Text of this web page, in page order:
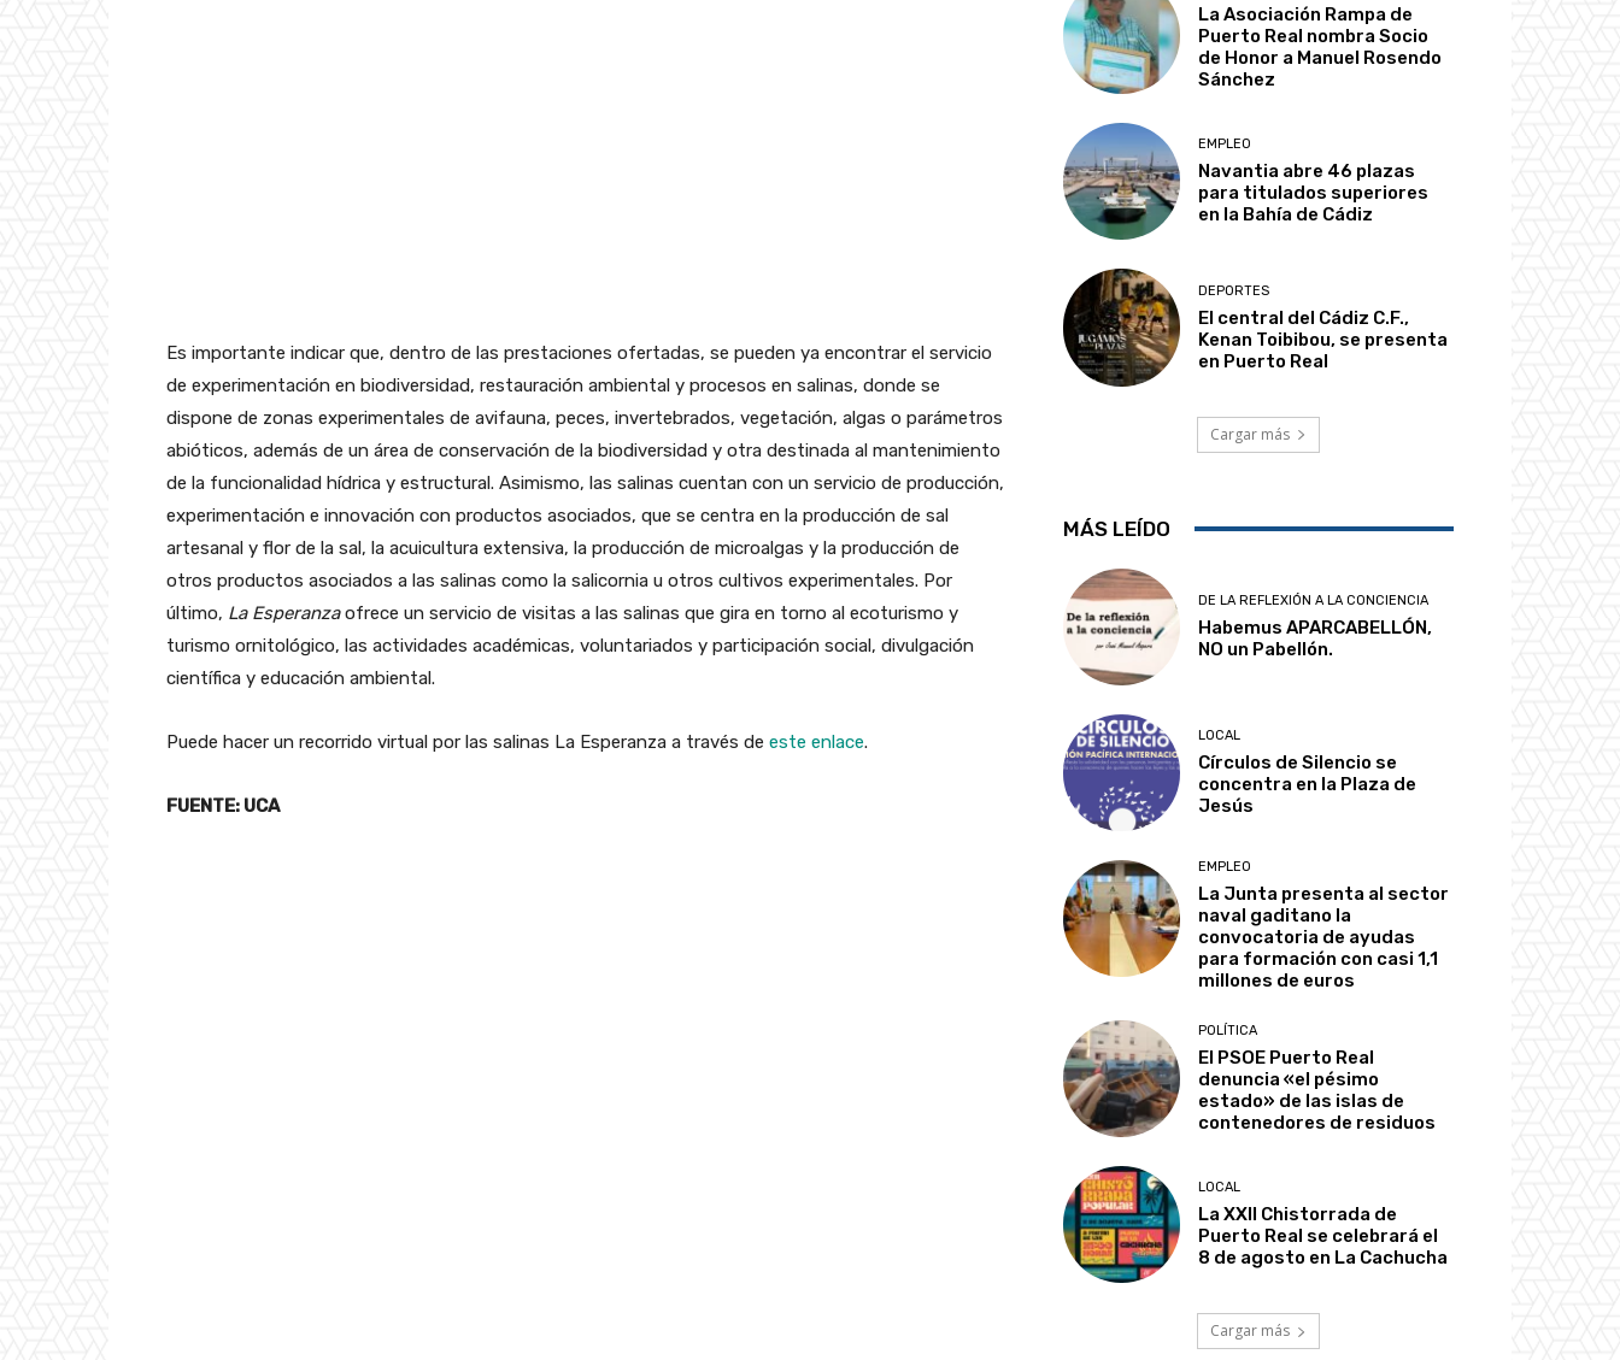
Es importante indicar que, dentro de las prestaciones ofertadas, se pueden ya encontrar el servicio
de experimentación en biodiversidad, restauración ambiental y procesos en salinas, donde se
dispone de zonas experimentales de avifauna, peces, invertebrados, vegetación, algas o parámetros
abióticos, además de un área de conservación de la biodiversidad y otra destinada al mantenimiento
de la funcionalidad hídrica y estructural. Asimismo, las salinas cuentan con un servicio de producción,
experimentación e innovación con productos asociados, que se centra en la producción de sal
artesanal y flor de la sal, la acuicultura extensiva, la producción de microalgas y la producción de
otros productos asociados a las salinas como la salicornia u otros cultivos experimentales. Por
último, La Esperanzaofrece un servicio de visitas a las salinas que gira en torno al ecoturismo y
turismo ornitológico, las actividades académicas, voluntariados y participación social, divulgación
científica y educación ambiental.
Puede hacer un recorrido virtual por las salinas La Esperanza a través de este enlace.
FUENTE: UCA
La Asociación Rampa de
Puerto Real nombra Socio
de Honor a Manuel Rosendo
Sánchez
EMPLEO
Navantia abre 46 plazas
para titulados superiores
en la Bahía de Cádiz
DEPORTES
El central del Cádiz C.F.,
Kenan Toibibou, se presenta
en Puerto Real
Cargar más
MÁS LEÍDO
DE LA REFLEXIÓN A LA CONCIENCIA
Habemus APARCABELLÓN,
NO un Pabellón.
LOCAL
Círculos de Silencio se
concentra en la Plaza de
Jesús
EMPLEO
La Junta presenta al sector
naval gaditano la
convocatoria de ayudas
para formación con casi 1,1
millones de euros
POLÍTICA
El PSOE Puerto Real
denuncia «el pésimo
estado» de las islas de
contenedores de residuos
LOCAL
La XXII Chistorrada de
Puerto Real se celebrará el
8 de agosto en La Cachucha
Cargar más